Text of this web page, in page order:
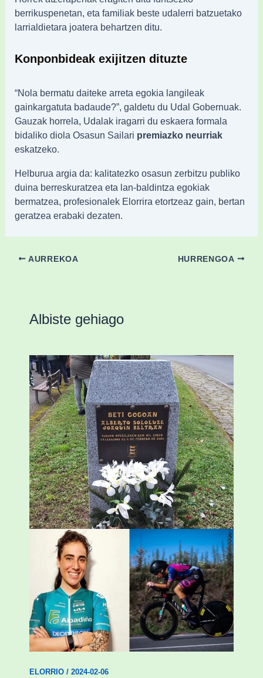
berrikuspenetan, eta familiak beste udalerri batzuetako
larrialdietara joatera behartzen ditu.
Konponbideak exijitzen dituzte
“Nola bermatu daiteke arreta egokia langileak
gainkargatuta badaude?”, galdetu du Udal Gobernuak.
Gauzak horrela, Udalak iragarri du eskaera formala
bidaliko diola Osasun Sailari premiazko neurriak
eskatzeko.
Helburua argia da: kalitatezko osasun zerbitzu publiko
duina berreskuratzea eta lan-baldintza egokiak
bermatzea, profesionalek Elorrira etortzeaz gain, bertan
geratzea erabaki dezaten.
AURREKOA HURRENGOA
Albiste gehiago
«Azkenengo 40 urteetan Zaldibar jo zuen
ingurumen-hondamendirik larriena»
ESKUALDEA,ZALDIBAR/2024-02-06
Ziortza Isasik debuta egin du Abadiño
Academia Cycling-ekin
ELORRIO/ 2024-02-06